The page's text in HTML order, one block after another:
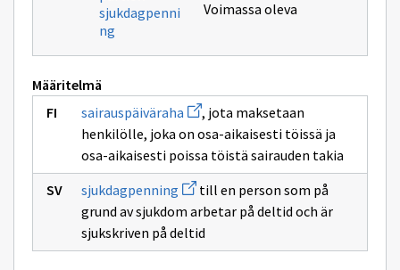
sjukdagpenni
ng
Voimassa oleva
Määritelmä
sairauspäiväraha Avaa
uuden
ikkunan
sivulle
sairauspäiväraha
, jota maksetaan
henkilölle, joka on osa-aikaisesti töissä ja
osa-aikaisesti poissa töistä sairauden takia
sjukdagpenning Avaa
uuden
ikkunan
sivulle
sjukdagpenning
till en person som på
grund av sjukdom arbetar på deltid och är
sjukskriven på deltid